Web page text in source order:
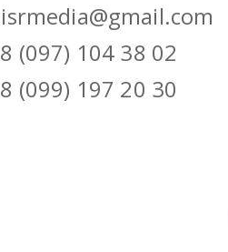
(097) 104 38 02
(099) 197 20 30